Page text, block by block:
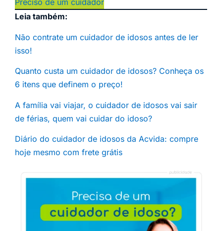
Preciso de um cuidador
Leia também:
Não contrate um cuidador de idosos antes de ler
isso!
Quanto custa um cuidador de idosos? Conheça os
6 itens que definem o preço!
A família vai viajar, o cuidador de idosos vai sair
de férias, quem vai cuidar do idoso?
Diário do cuidador de idosos da Acvida: compre
hoje mesmo com frete grátis